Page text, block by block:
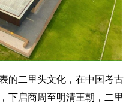
的二里头文化，在中国考古
下启商周至明清王朝，二里